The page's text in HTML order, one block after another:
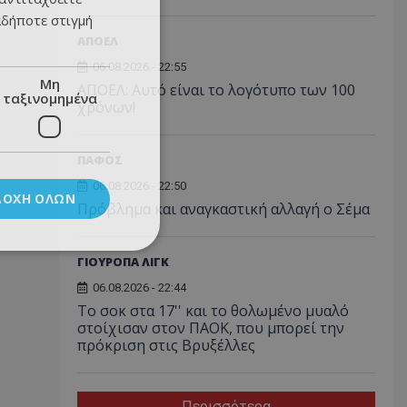
06.08.2026 - 22:55
ΑΠΟΕΛ: Αυτό είναι το λογότυπο των 100
χρόνων!
06.08.2026 - 22:50
Πρόβλημα και αναγκαστική αλλαγή ο Σέμα
ΓΙΟΥΡΟΠΑ ΛΙΓΚ
06.08.2026 - 22:44
Το σοκ στα 17'' και το θολωμένο μυαλό
στοίχισαν στον ΠΑΟΚ, που μπορεί την
πρόκριση στις Βρυξέλλες
στιγμή
Μη
ταξινομημένα
ΌΛΩΝ